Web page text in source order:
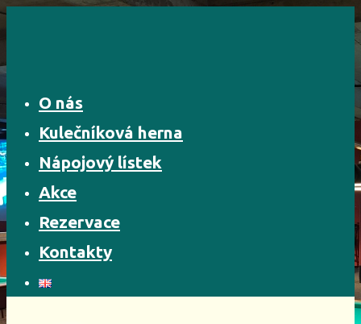
Skip
content
O nás
Kulečníková herna
Nápojový lístek
Akce
Rezervace
Kontakty